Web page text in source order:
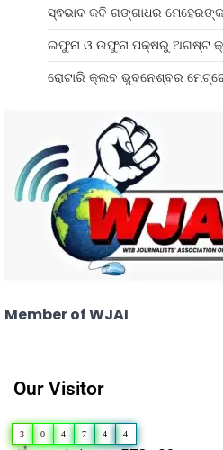
ସ୍ଵଭାବ କବି ଗଙ୍ଗାଧର
ଇଫୁନା ଓ ଉଫୁନା ପକ୍ଷରୁ ଅଗଷ୍ଟ
ରୋଟାରି କ୍ଲବ ଭୁବନେଶ୍ବର
Member of WJAI
Our Visitor
3 0 4 7 4 4